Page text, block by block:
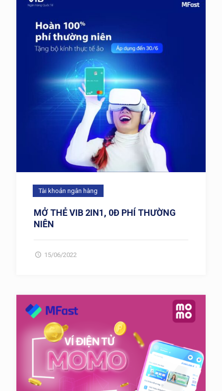
Tài khoản ngân hàng
MỞ THẺ VIB 2IN1, 0Đ PHÍ THƯỜNG
NIÊN
15/06/2022